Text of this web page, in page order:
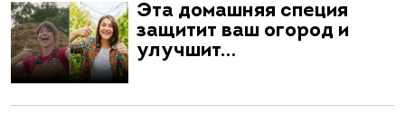
Эта домашняя специя
защитит ваш огород и
улучшит…